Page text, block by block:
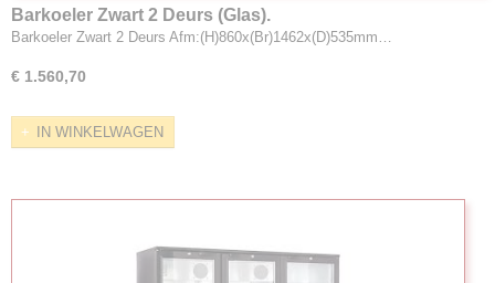
Barkoeler Zwart 2 Deurs (Glas).
Barkoeler Zwart 2 Deurs Afm:(H)860x(Br)1462x(D)535mm…
€ 1.560,70
IN WINKELWAGEN